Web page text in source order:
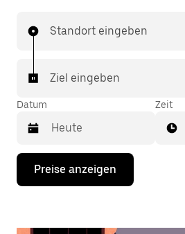
Standort eingeben
Ziel eingeben
Datum
Drücke
Nach-
Zeit
Preise anzeigen